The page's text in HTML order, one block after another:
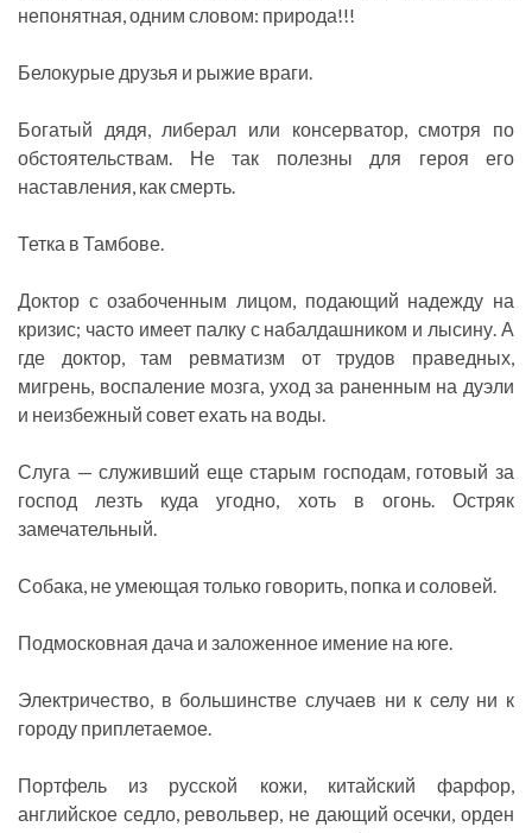
непонятная, одним словом: природа!!!
Белокурые друзья и рыжие враги.
Богатый дядя, либерал или консерватор, смотря по
обстоятельствам. Не так полезны для героя его
наставления, как смерть.
Тетка в Тамбове.
Доктор с озабоченным лицом, подающий надежду на
кризис; часто имеет палку с набалдашником и лысину. А
где доктор, там ревматизм от трудов праведных,
мигрень, воспаление мозга, уход за раненным на дуэли
и неизбежный совет ехать на воды.
Слуга — служивший еще старым господам, готовый за
господ лезть куда угодно, хоть в огонь. Остряк
замечательный.
Собака, не умеющая только говорить, попка и соловей.
Подмосковная дача и заложенное имение на юге.
Электричество, в большинстве случаев ни к селу ни к
городу приплетаемое.
Портфель из русской кожи, китайский фарфор,
английское седло, револьвер, не дающий осечки, орден